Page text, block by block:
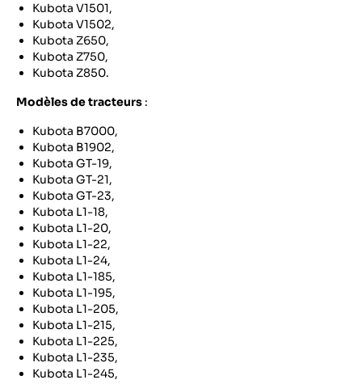
Kubota V1501,
Kubota V1502,
Kubota Z650,
Kubota Z750,
Kubota Z850.
Modèles de tracteurs :
Kubota B7000,
Kubota B1902,
Kubota GT-19,
Kubota GT-21,
Kubota GT-23,
Kubota L1-18,
Kubota L1-20,
Kubota L1-22,
Kubota L1-24,
Kubota L1-185,
Kubota L1-195,
Kubota L1-205,
Kubota L1-215,
Kubota L1-225,
Kubota L1-235,
Kubota L1-245,